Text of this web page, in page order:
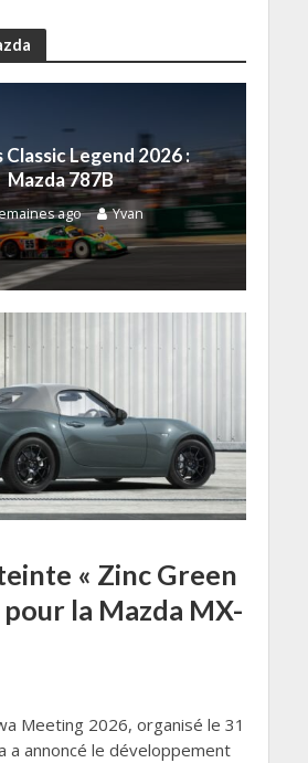
Classic Legend 2026 :
Mazda 787B
ago Yvan
« Zinc Green
la Mazda MX-
Meeting 2026, organisé le 31
a annoncé le développement